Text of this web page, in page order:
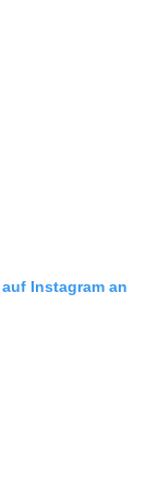
Instagram an